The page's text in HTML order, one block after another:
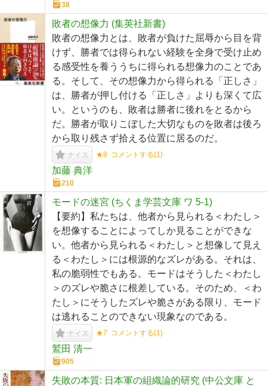
38
敗者の想像力 (集英社新書)
敗者の想像力とは、敗者が負けた屈辱から目を背
けず、勝者では得られない経験を全身で受け止め
る感受性を養ううちに得られる想像力のことであ
る。そして、その想像力から得られる「正しさ」
は、勝者が押し付ける「正しさ」よりも深くて広
い。というのも、敗者は勝者に後れをとるから
だ。勝者が取りこぼした大切なものを敗者は後ろ
から取り残さず拾える位置に居るのだ。
ナイス ★8 コメントする(1)
加藤 典洋
210
モードの迷宮 (ちくま学芸文庫 ワ 5-1)
【要約】私たちは、他者から見られる＜わたし＞
を想像することによってしか見ることができな
い。他者から見られる＜わたし＞と想像して見え
る＜わたし＞には根源的なズレがある。それは、
私の脆弱性でもある。モードはそうした＜わたし
＞のズレや脆さに根差している。そのため、＜わ
たし＞にそうしたズレや脆さがある限り、モード
は逃れることのできない現象なのである。
ナイス ★7 コメントする(1)
鷲田 清一
905
失敗の本質: 日本軍の組織論的研究 (中公文庫 と